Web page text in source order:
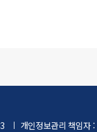
개인정보관리 책임자 :